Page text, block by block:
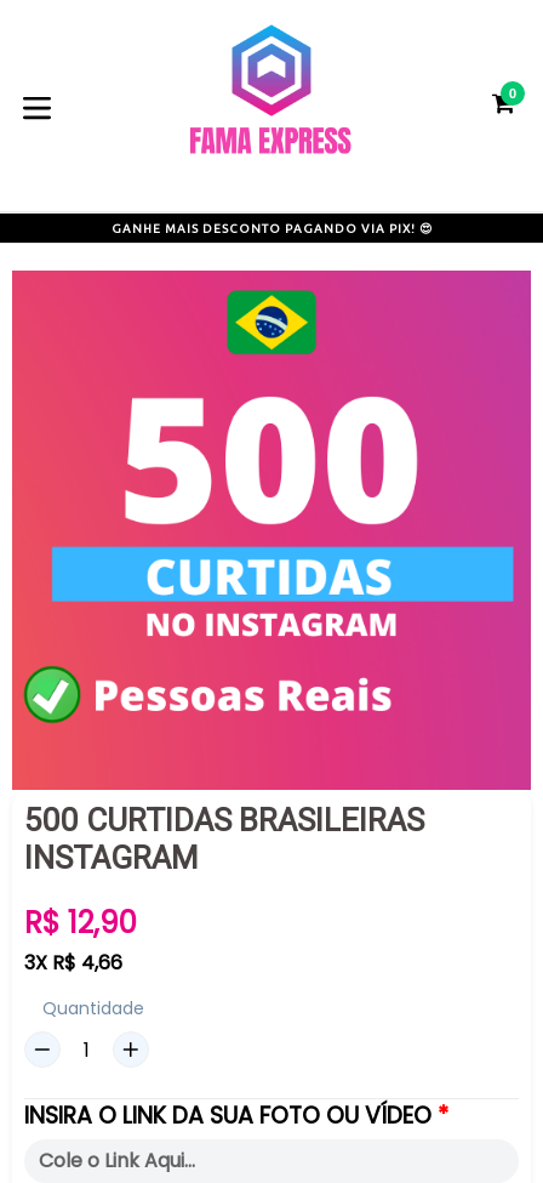
conteúdo
expandir/colapsar
0
GANHE MAIS DESCONTO PAGANDO VIA PIX! 😍
500 CURTIDAS BRASILEIRAS
INSTAGRAM
Preço
normal
R$ 12,90
3X R$ 4,66
Quantidade
INSIRA O LINK DA SUA FOTO OU VÍDEO